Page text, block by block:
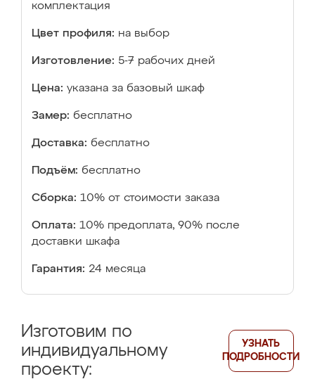
комплектация
Цвет профиля: на выбор
Изготовление: 5-7 рабочих дней
Цена: указана за базовый шкаф
Замер: бесплатно
Доставка: бесплатно
Подъём: бесплатно
Сборка: 10% от стоимости заказа
Оплата: 10% предоплата, 90% после
доставки шкафа
Гарантия: 24 месяца
Изготовим по
индивидуальному
проекту:
УЗНАТЬ
ПОДРОБНОСТИ